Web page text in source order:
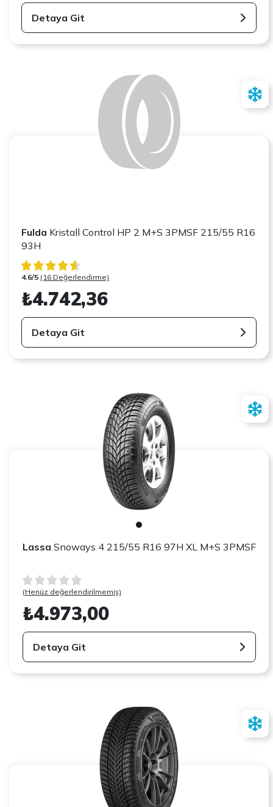
Detaya Git
Fulda Kristall Control HP 2 M+S 3PMSF 215/55 R16
93H
4.6/5 (16 Değerlendirme)
₺4.742,36
Detaya Git
Lassa Snoways 4 215/55 R16 97H XL M+S 3PMSF
(Henüz değerlendirilmemiş)
₺4.973,00
Detaya Git